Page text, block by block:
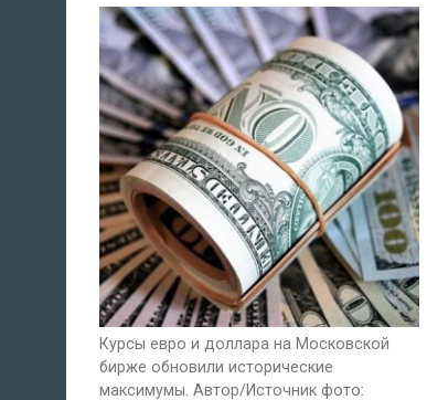
Курсы евро и доллара на Московской
бирже обновили исторические
максимумы. Автор/Источник фото: